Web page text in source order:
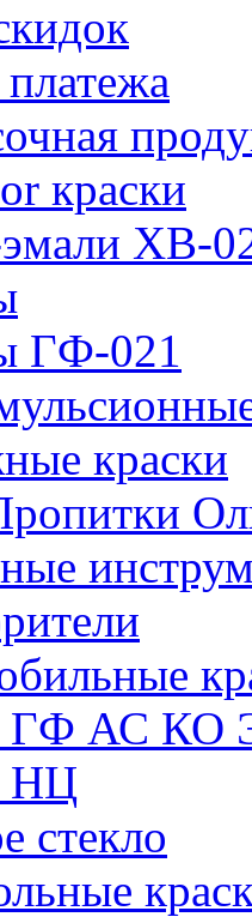
краски
ХВ-
ГФ-021
краски
ГФ АС КО
НЦ
стекло